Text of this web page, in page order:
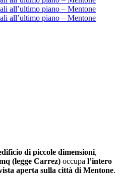
di piccole dimensioni,
(legge Carrez) occupa l’intero
aperta sulla città di Mentone.